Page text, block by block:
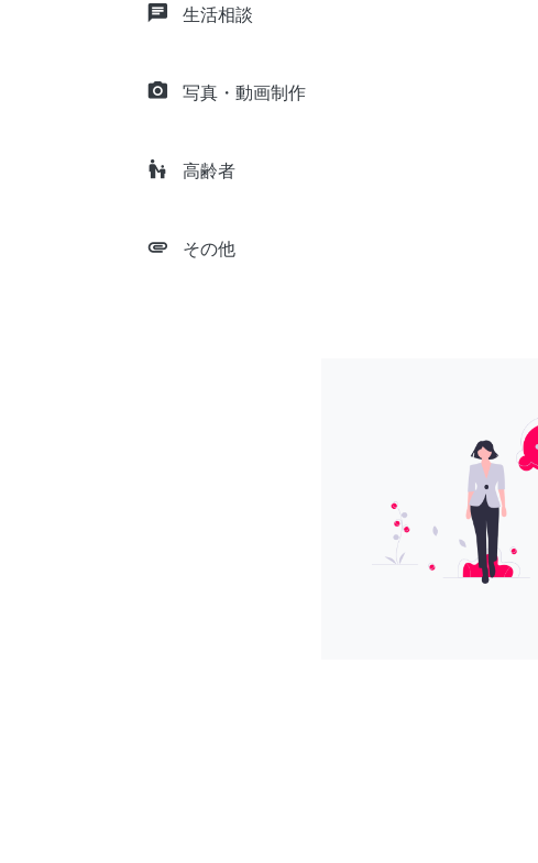
chat 生活相談
camera_alt 写真・動画制作
escalator_warning 高齢者
attachment その他